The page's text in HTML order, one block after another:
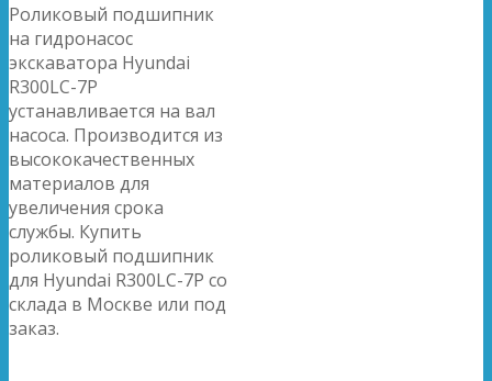
Роликовый подшипник
на гидронасос
экскаватора Hyundai
R300LC-7P
устанавливается на вал
насоса. Производится из
высококачественных
материалов для
увеличения срока
службы. Купить
роликовый подшипник
для Hyundai R300LC-7P со
склада в Москве или под
заказ.